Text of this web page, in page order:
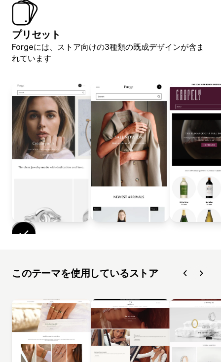
プリセット
Forgeには、ストア向けの3種類の既成デザインが含ま
れています
このテーマを使用しているストア